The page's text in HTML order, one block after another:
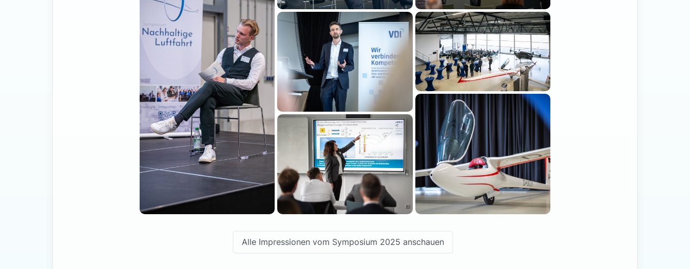
Alle Impressionen vom Symposium 2025 anschauen